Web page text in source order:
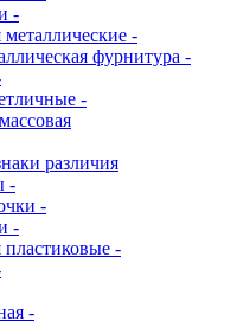
-
металлические -
фурнитура -
-
различия
-
-
-
пластиковые -
-